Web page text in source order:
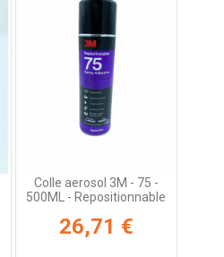
Colle aerosol 3M - 75 -
500ML - Repositionnable
26,71 €